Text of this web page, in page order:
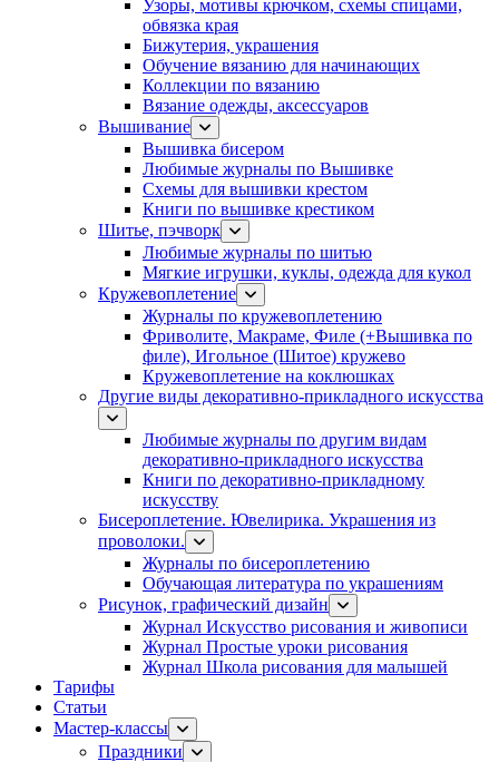
Узоры, мотивы крючком, схемы спицами,
обвязка края
Бижутерия, украшения
Обучение вязанию для начинающих
Коллекции по вязанию
Вязание одежды, аксессуаров
Вышивание
Вышивка бисером
Любимые журналы по Вышивке
Схемы для вышивки крестом
Книги по вышивке крестиком
Шитье, пэчворк
Любимые журналы по шитью
Мягкие игрушки, куклы, одежда для кукол
Кружевоплетение
Журналы по кружевоплетению
Фриволите, Макраме, Филе (+Вышивка по
филе), Игольное (Шитое) кружево
Кружевоплетение на коклюшках
Другие виды декоративно-прикладного искусства
Любимые журналы по другим видам
декоративно-прикладного искусства
Книги по декоративно-прикладному
искусству
Бисероплетение. Ювелирика. Украшения из
проволоки.
Журналы по бисероплетению
Обучающая литература по украшениям
Рисунок, графический дизайн
Журнал Искусство рисования и живописи
Журнал Простые уроки рисования
Журнал Школа рисования для малышей
Тарифы
Статьи
Мастер-классы
Праздники